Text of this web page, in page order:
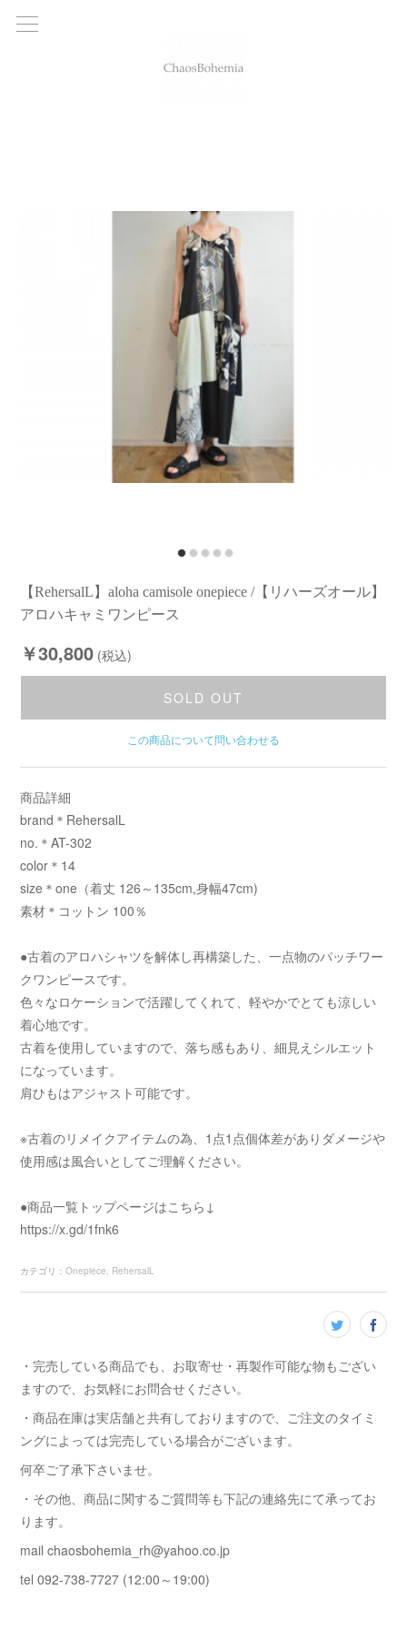
【RehersalL】aloha camisole onepiece /【リハーズオール】
アロハキャミワンピース
￥30,800 (税込)
SOLD OUT
この商品について問い合わせる
商品詳細
brand＊RehersalL
no.＊AT-302
color＊14
size＊one（着丈 126～135cm,身幅47cm)
素材＊コットン 100％
●古着のアロハシャツを解体し再構築した、一点物のパッチワー
クワンピースです。
色々なロケーションで活躍してくれて、軽やかでとても涼しい
着心地です。
古着を使用していますので、落ち感もあり、細見えシルエット
になっています。
肩ひもはアジャスト可能です。
※古着のリメイクアイテムの為、1点1点個体差がありダメージや
使用感は風合いとしてご理解ください。
●商品一覧トップページはこちら↓
https://x.gd/1fnk6
カテゴリ ：Onepiece RehersalL
・完売している商品でも、お取寄せ・再製作可能な物もござい
ますので、お気軽にお問合せください。
・商品在庫は実店舗と共有しておりますので、ご注文のタイミ
ングによっては完売している場合がございます。
何卒ご了承下さいませ。
・その他、商品に関するご質問等も下記の連絡先にて承ってお
ります。
mail chaosbohemia_rh@yahoo.co.jp
tel 092-738-7727 (12:00～19:00)